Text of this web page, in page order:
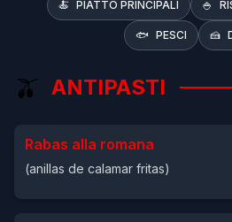
🍝 PIATTO PRINCIPALI 🍚
🐟 PESCI 🍰
🫒 ANTIPASTI
Rabas alla romana
(anillas de calamar fritas)